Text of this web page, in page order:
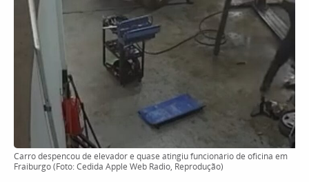
Carro despencou de elevador e quase atingiu funcionário de oficina em
Fraiburgo (Foto: Cedida Apple Web Radio, Reprodução)